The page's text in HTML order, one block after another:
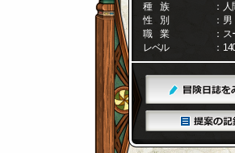
種 族
： 人
性 別
： 男
職 業
：
レベル
：